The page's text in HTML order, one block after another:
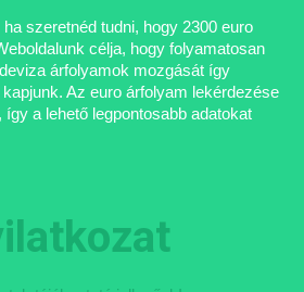
szeretnéd tudni, hogy 2300 euro
célja, hogy folyamatosan
árfolyamok mozgását így
Az euro árfolyam lekérdezése
a lehető legpontosabb adatokat